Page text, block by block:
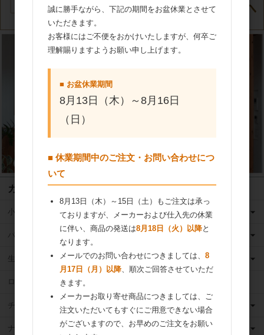
カテゴリ
小麦粉
バター
生クリーム
ロングライフ牛乳
チーズ
ナッツ
誠に勝手ながら、下記の期間をお盆休業とさせて
いただきます。
お客様にはご不便をおかけいたしますが、何卒ご
理解賜りますようお願い申し上げます。
■ お盆休業期間
8月13日（木）～8月16日
（日）
■ 休業期間中のご注文・お問い合わせにつ
いて
8月13日（木）～15日（土）もご注文は承っ
ておりますが、メーカーおよび仕入先の休業
に伴い、商品の発送は8月18日（火）以降と
なります。
メールでのお問い合わせにつきましては、 8
月17日（月）以降、順次ご回答させていただ
きます。
メーカーお取り寄せ商品につきましては、ご
注文いただいてもすぐにご用意できない場合
がございますので、お早めのご注文をお願い